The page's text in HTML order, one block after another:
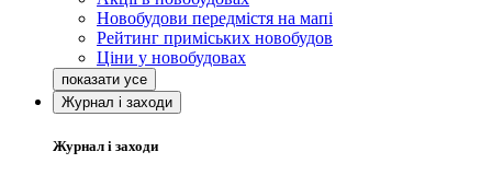
Новобудови передмістя на мапі
Рейтинг приміських новобудов
Ціни у новобудовах
Журнал і заходи
Журнал і заходи